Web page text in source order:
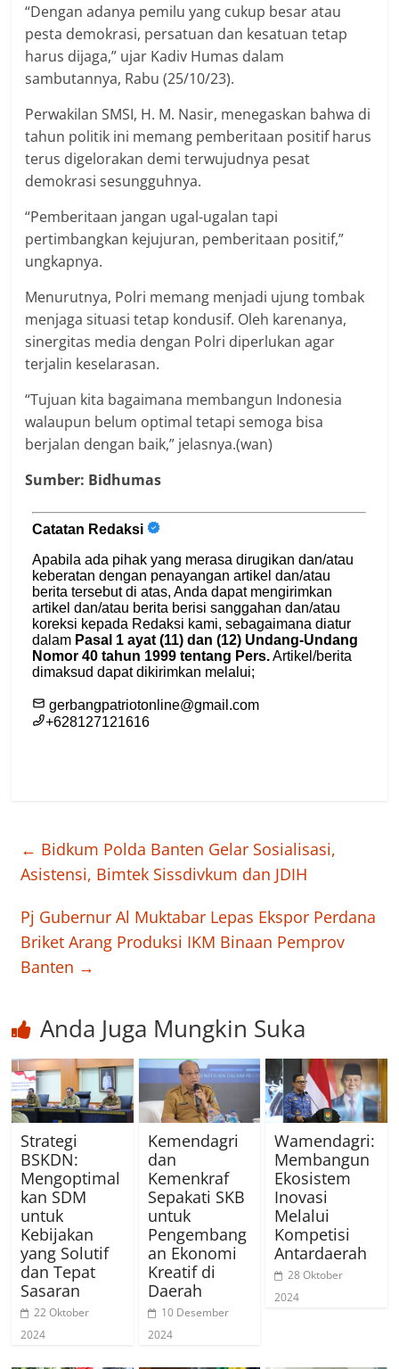
“Dengan adanya pemilu yang cukup besar atau
pesta demokrasi, persatuan dan kesatuan tetap
harus dijaga,” ujar Kadiv Humas dalam
sambutannya, Rabu (25/10/23).
Perwakilan SMSI, H. M. Nasir, menegaskan bahwa di
tahun politik ini memang pemberitaan positif harus
terus digelorakan demi terwujudnya pesat
demokrasi sesungguhnya.
“Pemberitaan jangan ugal-ugalan tapi
pertimbangkan kejujuran, pemberitaan positif,”
ungkapnya.
Menurutnya, Polri memang menjadi ujung tombak
menjaga situasi tetap kondusif. Oleh karenanya,
sinergitas media dengan Polri diperlukan agar
terjalin keselarasan.
“Tujuan kita bagaimana membangun Indonesia
walaupun belum optimal tetapi semoga bisa
berjalan dengan baik,” jelasnya.(wan)
Sumber: Bidhumas
← Bidkum Polda Banten Gelar Sosialisasi,
Asistensi, Bimtek Sissdivkum dan JDIH
Pj Gubernur Al Muktabar Lepas Ekspor Perdana
Briket Arang Produksi IKM Binaan Pemprov
Banten →
Anda Juga Mungkin Suka
Strategi
BSKDN:
Mengoptimal
kan SDM
untuk
Kebijakan
yang Solutif
dan Tepat
Sasaran
22 Oktober
2024
Kemendagri
dan
Kemenkraf
Sepakati SKB
untuk
Pengembang
an Ekonomi
Kreatif di
Daerah
10 Desember
2024
Wamendagri:
Membangun
Ekosistem
Inovasi
Melalui
Kompetisi
Antardaerah
28 Oktober
2024